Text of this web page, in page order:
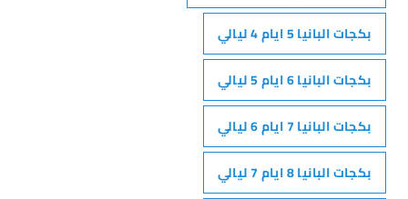
بكجات البانيا 5 ايام 4 ليالي
بكجات البانيا 6 ايام 5 ليالي
بكجات البانيا 7 ايام 6 ليالي
بكجات البانيا 8 ايام 7 ليالي